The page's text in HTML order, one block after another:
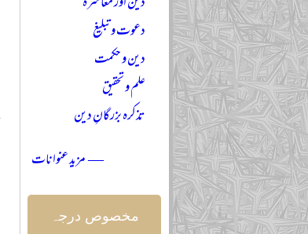
دعوت و تبلیغ
دین و حکمت
علم و تحقیق
تذکرہ بزرگانِ دین
— مزید عنوانات
مخصوص درجہ